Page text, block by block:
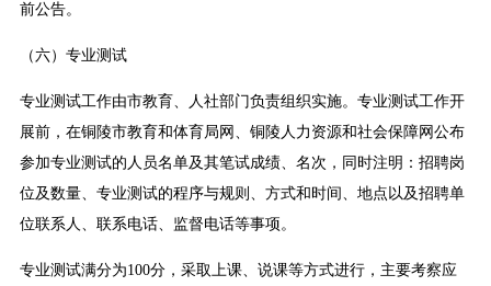
前公告。
（六）专业测试
专业测试工作由市教育、人社部门负责组织实施。专业测试工作开
展前，在铜陵市教育和体育局网、铜陵人力资源和社会保障网公布
参加专业测试的人员名单及其笔试成绩、名次，同时注明：招聘岗
位及数量、专业测试的程序与规则、方式和时间、地点以及招聘单
位联系人、联系电话、监督电话等事项。
专业测试满分为100分，采取上课、说课等方式进行，主要考察应